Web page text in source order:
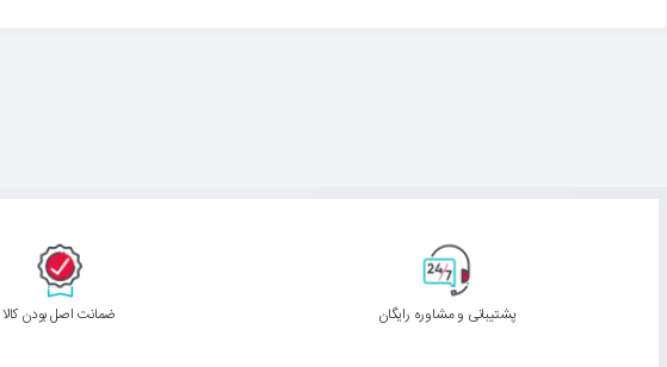
پشتیبانی و مشاوره رایگان ﺿﻤﺎﻧﺖ اﺻﻞ ﺑﻮدن ﮐﺎﻟﺎ